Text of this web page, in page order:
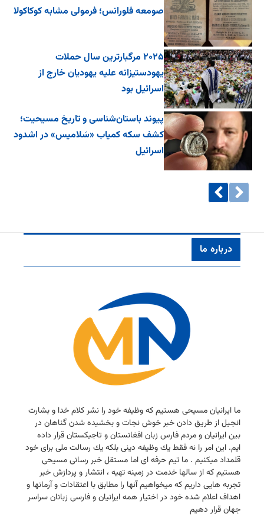
صومعه فلورانس؛ فرمولی مشابه کوکاکولا
۲۰۲۵ مرگبارترین سال حملات
یهودستیزانه علیه یهودیان خارج از
اسرائیل بود
پیوند باستان‌شناسی و تاریخ مسیحیت؛
کشف سکه کمیاب «سَلامیس» در اشدود
اسرائیل
درباره ما
ما ایرانیان مسیحی هستیم كه وظیفه خود را نشر كلام خدا و بشارت
انجیل از طریق دادن خبر خوش نجات و بخشیده شدن گناهان در
بین ایرانیان و مردم فارس زبان افغانستان و تاجیكستان قرار داده
ایم. این امر را نه فقط یك وظیفه دینی بلكه یك رسالت ملی برای خود
قلمداد میكنیم . ما تیم حرفه ای اما مستقل خبر رسانی مسیحی
هستیم كه از سالها خدمت در زمینه تهیه ، انتشار و پردازش خبر
تجربه هایی داریم كه میخواهیم آنها را مطابق با اعتقادات و آرمانها و
اهداف اعلام شده خود در اختیار همه ایرانیان و فارسی زبانان سراسر
جهان قرار دهیم